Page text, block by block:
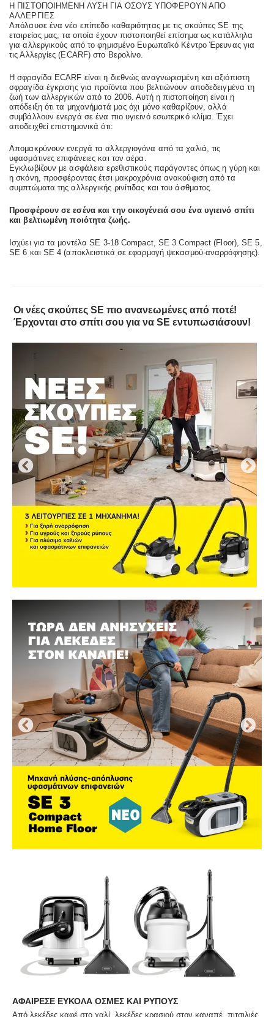
Η ΠΙΣΤΟΠΟΙΗΜΕΝΗ ΛΥΣΗ ΓΙΑ ΟΣΟΥΣ ΥΠΟΦΕΡΟΥΝ ΑΠΟ
ΑΛΛΕΡΓΙΕΣ
Απόλαυσε ένα νέο επίπεδο καθαριότητας με τις σκούπες SE της
εταιρείας μας, τα οποία έχουν πιστοποιηθεί επίσημα ως κατάλληλα
για αλλεργικούς από το φημισμένο Ευρωπαϊκό Κέντρο Έρευνας για
τις Αλλεργίες (ECARF) στο Βερολίνο.
Η σφραγίδα ECARF είναι η διεθνώς αναγνωρισμένη και αξιόπιστη
σφραγίδα έγκρισης για προϊόντα που βελτιώνουν αποδεδειγμένα τη
ζωή των αλλεργικών από το 2006. Αυτή η πιστοποίηση είναι η
απόδειξη ότι τα μηχανήματά μας όχι μόνο καθαρίζουν, αλλά
συμβάλλουν ενεργά σε ένα πιο υγιεινό εσωτερικό κλίμα. Έχει
αποδειχθεί επιστημονικά ότι:
Απομακρύνουν ενεργά τα αλλεργιογόνα από τα χαλιά, τις
υφασμάτινες επιφάνειες και τον αέρα.
Εγκλωβίζουν με ασφάλεια ερεθιστικούς παράγοντες όπως η γύρη και
η σκόνη, προσφέροντας έτσι μακροχρόνια ανακούφιση από τα
συμπτώματα της αλλεργικής ρινίτιδας και του άσθματος.
Προσφέρουν σε εσένα και την οικογένειά σου ένα υγιεινό σπίτι
και βελτιωμένη ποιότητα ζωής.
Ισχύει για τα μοντέλα SE 3-18 Compact, SE 3 Compact (Floor), SE 5,
SE 6 και SE 4 (αποκλειστικά σε εφαρμογή ψεκασμού-αναρρόφησης).
Οι νέες σκούπες SE πιο ανανεωμένες από ποτέ!
Έρχονται στο σπίτι σου για να SE εντυπωσιάσουν!
ΑΦΑΙΡΕΣΕ ΕΥΚΟΛΑ ΟΣΜΕΣ ΚΑΙ ΡΥΠΟΥΣ
Από λεκέδες καφέ στο χαλί, λεκέδες κρασιού στον καναπέ, πιτσιλιές